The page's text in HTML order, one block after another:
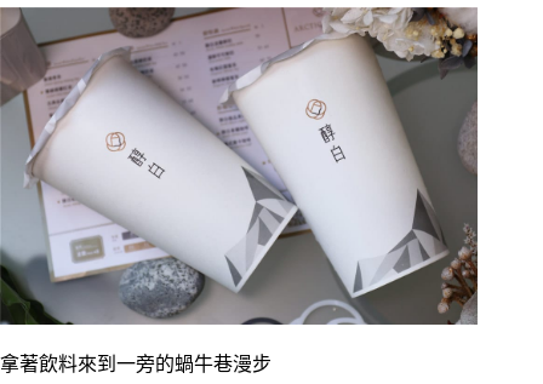
拿著飲料來到一旁的蝸牛巷漫步